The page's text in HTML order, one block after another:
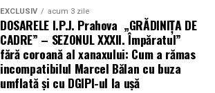
EXCLUSIV acum 3 zile
DOSARELE I.P.J. Prahova „GRĂDINIȚA DE
CADRE” – SEZONUL XXXII. Împăratul”
fără coroană al xanaxului: Cum a rămas
incompatibilul Marcel Bălan cu buza
umflată și cu DGIPI-ul la ușă